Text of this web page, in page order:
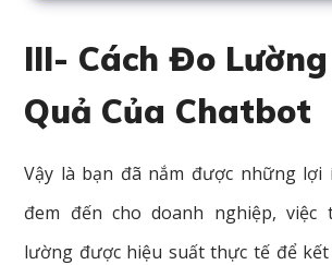
III- Cách Đo
Quả Của Chatbot
Vậy là bạn đã nắm được những lợi
đem đến cho doanh nghiệp,
lường được hiệu suất thực tế để